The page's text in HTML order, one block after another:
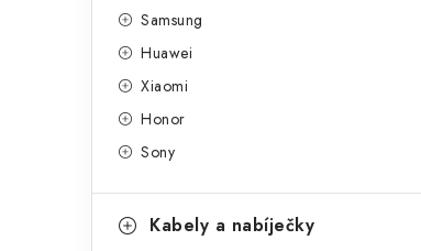
Samsung
Huawei
Xiaomi
Honor
Sony
Kabely a nabíječky